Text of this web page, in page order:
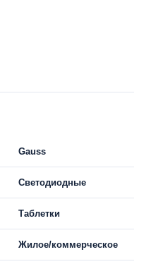
Gauss
Светодиодные
Таблетки
Жилое/коммерческое